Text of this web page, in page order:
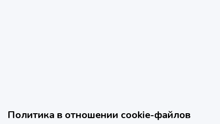
Политика в отношении cookie-файлов